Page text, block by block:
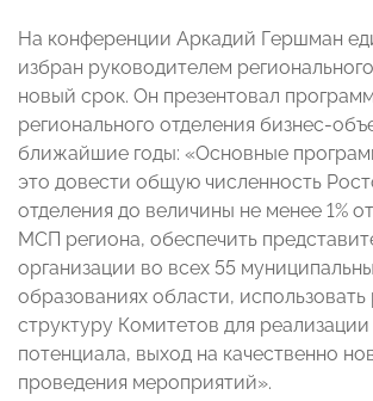
На конференции Аркадий Гершман
избран руководителем
новый срок. Он презентовал
регионального отделения бизнес-
ближайшие годы: «Основные
это довести общую численность
отделения до величины не менее 1%
МСП региона, обеспечить
организации во всех 55
образованиях области,
структуру Комитетов для реализации
потенциала, выход на качественно
проведения мероприятий».